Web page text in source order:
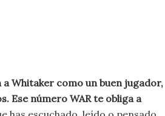
Whitaker como un buen jugador,
Ese número WAR te obliga a